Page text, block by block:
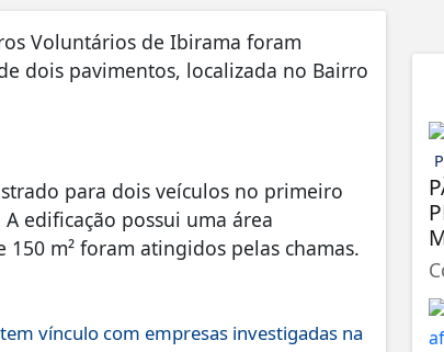
Voluntários de Ibirama foram
dois pavimentos, localizada no Bairro
para dois veículos no primeiro
edificação possui uma área
m² foram atingidos pelas chamas.
vínculo com empresas investigadas na